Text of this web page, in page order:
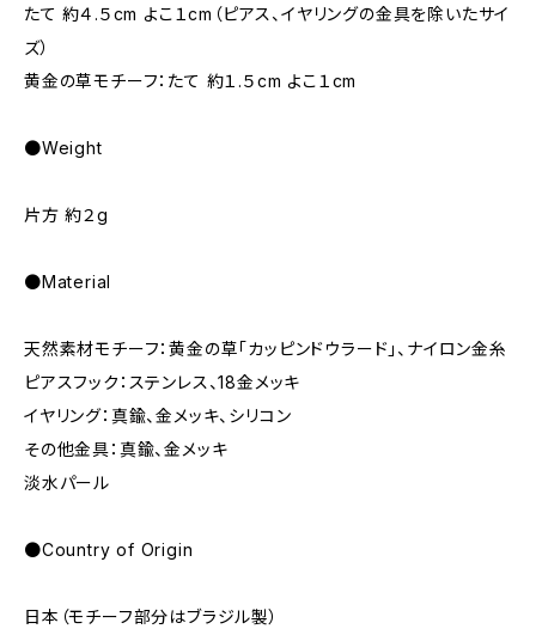
たて 約４.５cm よこ１cm（ピアス、イヤリングの金具を除いたサイ
ズ）
黄金の草モチーフ：たて 約１.５cm よこ１cm
●Weight
片方 約２g
●Material
天然素材モチーフ：黄金の草「カッピンドウラード」、ナイロン金糸
ピアスフック：ステンレス、18金メッキ
イヤリング：真鍮、金メッキ、シリコン
その他金具：真鍮、金メッキ
淡水パール
●Country of Origin
日本（モチーフ部分はブラジル製）